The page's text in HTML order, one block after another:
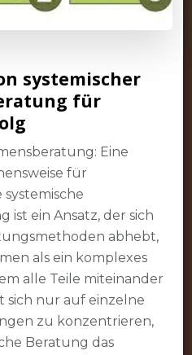
systemischer
für
Eine
für
ist ein Ansatz, der sich
abhebt,
als ein komplexes
alle Teile miteinander
sich nur auf einzelne
zu konzentrieren,
Beratung das